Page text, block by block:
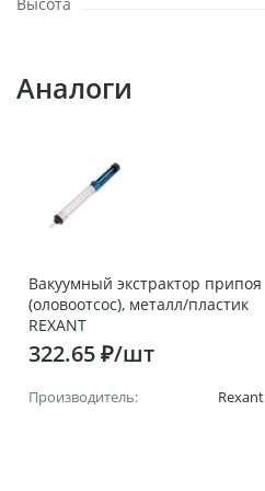
Аналоги
Вакуумный экстрактор припоя
(оловоотсос), металл/пластик
REXANT
322.65 ₽/шт
Производитель: Rexant